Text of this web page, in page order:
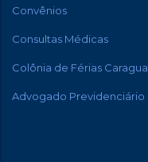
Convênios
Consultas Médicas
Colônia de Férias Caragua
Advogado Previdenciário